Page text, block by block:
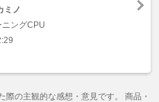
ミノ
ングCPU
の主観的な感想・意見です。 商品・